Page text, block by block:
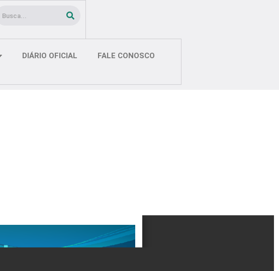
Pesquisar
DIÁRIO OFICIAL FALE CONOSCO